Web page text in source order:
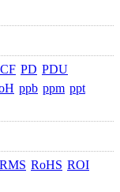
PD PDU
ppb ppm ppt
RMS RoHS ROI